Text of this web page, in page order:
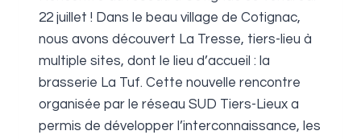
22 juillet ! Dans le beau village de Cotignac,
nous avons découvert La Tresse, tiers-lieu à
multiple sites, dont le lieu d’accueil : la
brasserie La Tuf. Cette nouvelle rencontre
organisée par le réseau SUD Tiers-Lieux a
permis de développer l’interconnaissance, les